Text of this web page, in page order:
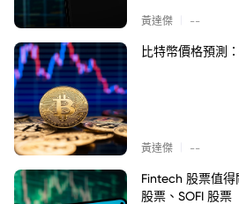
黃達傑 --
比特幣價格預測
黃達傑 --
Fintech 股票值得
股票、SOFI 股票